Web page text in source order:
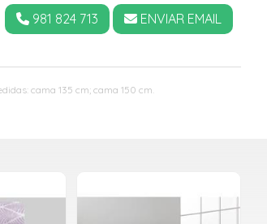
cama 135 cm; cama 150 cm.
981 824 713 ENVIAR EMAIL